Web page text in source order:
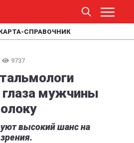
СПРАВОЧНИК
9737
глаза мужчины
высокий шанс на